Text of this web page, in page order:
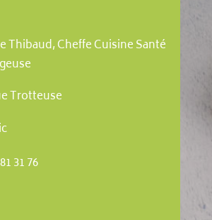
Thibaud, Cheffe Cuisine Santé
Trotteuse
31 76